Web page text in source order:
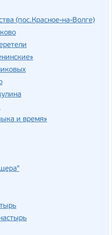
(пос.Красное-на-Волге)
и время»